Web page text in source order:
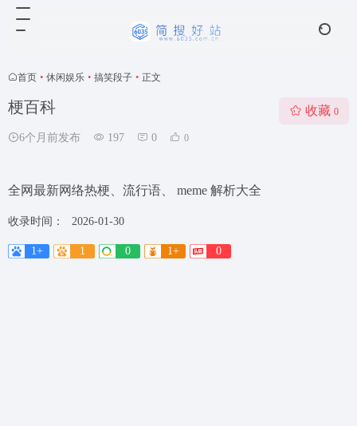
首页 • 休闲娱乐 • 搞笑段子 • 正文
梗百科
6个月前发布 197 0 0
收藏 0
全网最新网络热梗、流行语、 meme 解析大全
收录时间： 2026-01-30
1+ 1 0 1+ 0